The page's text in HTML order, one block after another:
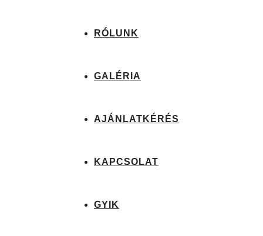
RÓLUNK
GALÉRIA
AJÁNLATKÉRÉS
KAPCSOLAT
GYIK